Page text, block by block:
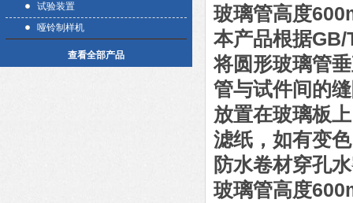
试验装置
哑铃制样机
查看全部产品
玻璃管高度
本产品根据
将圆形玻璃管
管与试件间的
放置在玻璃板
滤纸，如有变
防水卷材穿孔
玻璃管高度